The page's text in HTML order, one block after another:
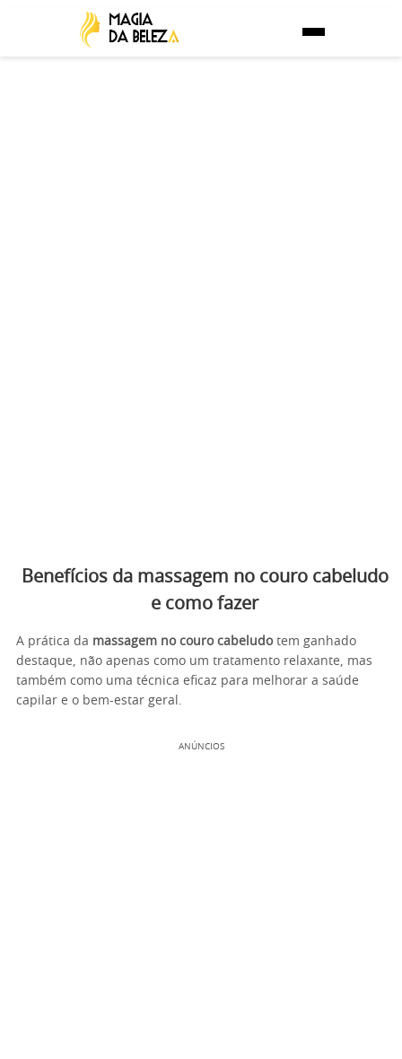
Benefícios da massagem no couro cabeludo
e como fazer
A prática da massagem no couro cabeludotem ganhado
destaque, não apenas como um tratamento relaxante, mas
também como uma técnica eficaz para melhorar a saúde
capilar e o bem-estar geral.
ANÚNCIOS